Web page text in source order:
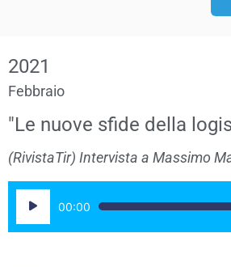
2021
Febbraio
"Le nuove sfide della
(RivistaTir) Intervista a Massimo
Player
00:00